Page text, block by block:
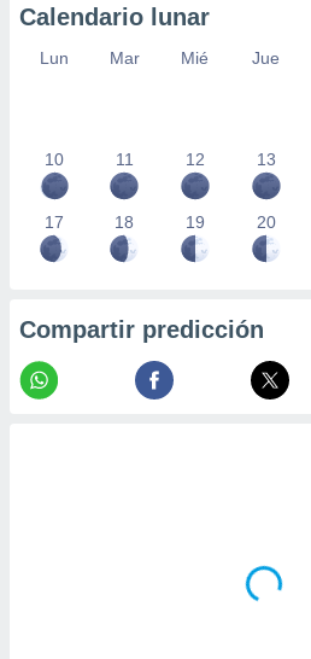
Calendario lunar
Lun Mar Mié Jue
10 11 12 13
17 18 19 20
Compartir predicción